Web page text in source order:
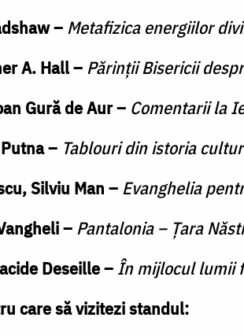
– Metafizica energiilor
A. Hall – Părinții Bisericii
Gură de Aur – Comentarii la
– Tablouri din istoria
Silviu Man – Evanghelia
– Pantalonia – Țara
Deseille – În mijlocul lumii
care să vizitezi standul: